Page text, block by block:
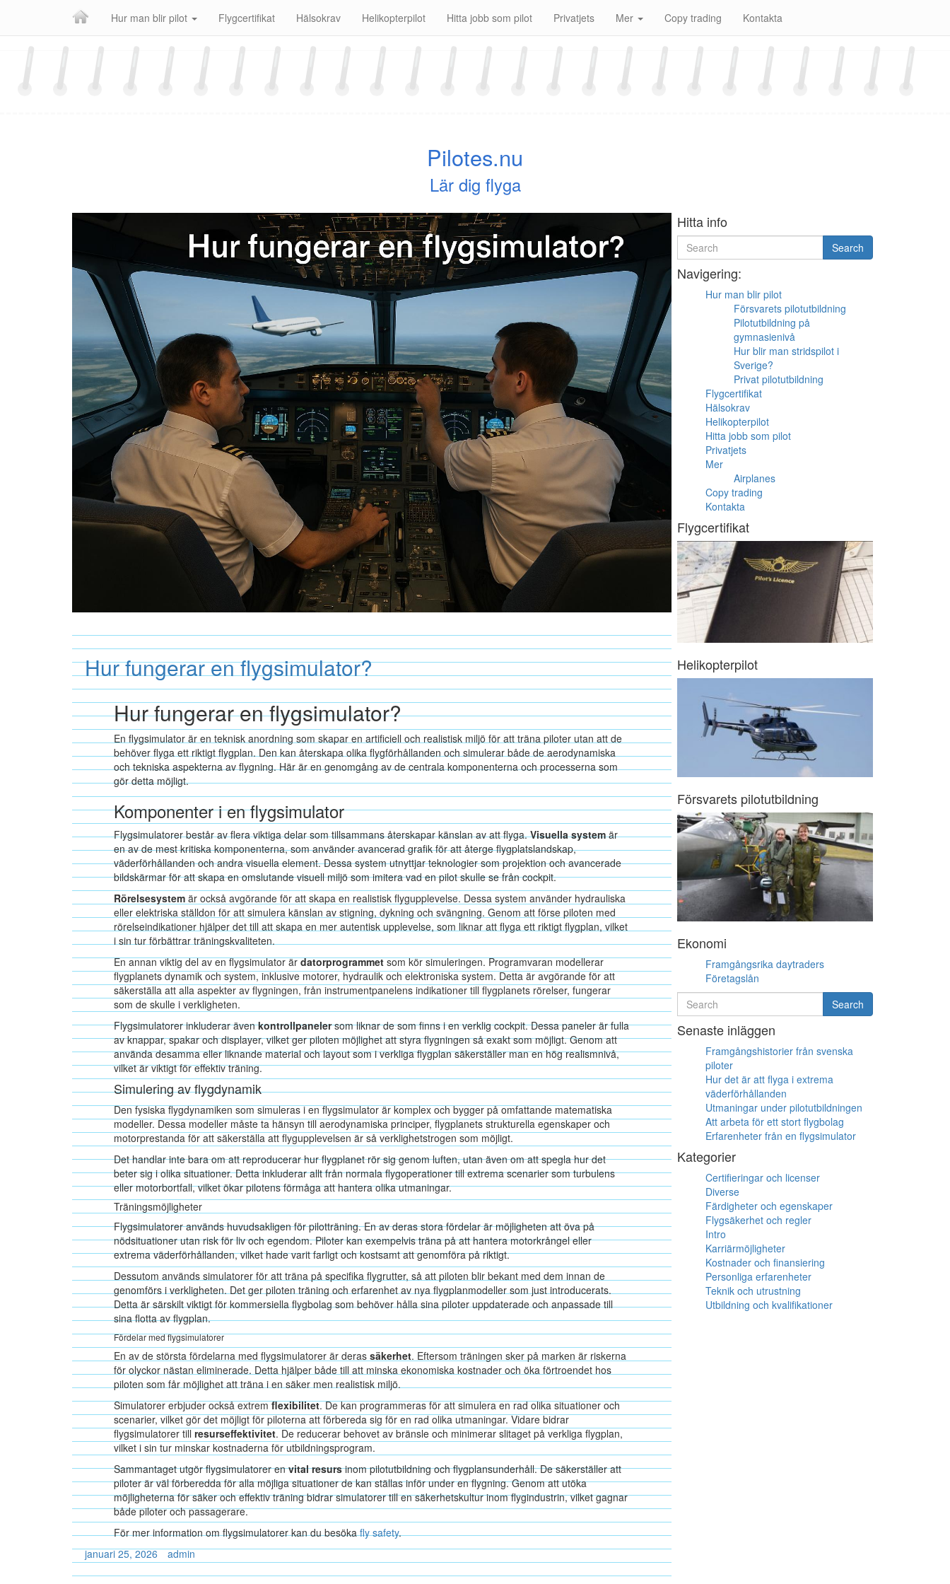
content
Hur man blir pilot Flygcertifikat Hälsokrav Helikopterpilot Hitta jobb som pilot Privatjets Mer Copy trading Kontakta
Pilotes.nu
Lär dig flyga
Hur fungerar en flygsimulator?
Hur fungerar en flygsimulator?
En flygsimulator är en teknisk anordning som skapar en artificiell och realistisk miljö för att träna piloter utan att de
behöver flyga ett riktigt flygplan. Den kan återskapa olika flygförhållanden och simulerar både de aerodynamiska
och tekniska aspekterna av flygning. Här är en genomgång av de centrala komponenterna och processerna som
gör detta möjligt.
Komponenter i en flygsimulator
Flygsimulatorer består av flera viktiga delar som tillsammans återskapar känslan av att flyga.Visuella systemär
en av de mest kritiska komponenterna, som använder avancerad grafik för att återge flygplatslandskap,
väderförhållanden och andra visuella element. Dessa system utnyttjar teknologier som projektion och avancerade
bildskärmar för att skapa en omslutande visuell miljö som imitera vad en pilot skulle se från cockpit.
Rörelsesystemär också avgörande för att skapa en realistisk flygupplevelse. Dessa system använder hydrauliska
eller elektriska ställdon för att simulera känslan av stigning, dykning och svängning. Genom att förse piloten med
rörelseindikationer hjälper det till att skapa en mer autentisk upplevelse, som liknar att flyga ett riktigt flygplan, vilket
i sin tur förbättrar träningskvaliteten.
En annan viktig del av en flygsimulator ärdatorprogrammetsom kör simuleringen. Programvaran modellerar
flygplanets dynamik och system, inklusive motorer, hydraulik och elektroniska system. Detta är avgörande för att
säkerställa att alla aspekter av flygningen, från instrumentpanelens indikationer till flygplanets rörelser, fungerar
som de skulle i verkligheten.
Flygsimulatorer inkluderar ävenkontrollpanelersom liknar de som finns i en verklig cockpit. Dessa paneler är fulla
av knappar, spakar och displayer, vilket ger piloten möjlighet att styra flygningen så exakt som möjligt. Genom att
använda desamma eller liknande material och layout som i verkliga flygplan säkerställer man en hög realismnivå,
vilket är viktigt för effektiv träning.
Simulering av flygdynamik
Den fysiska flygdynamiken som simuleras i en flygsimulator är komplex och bygger på omfattande matematiska
modeller. Dessa modeller måste ta hänsyn till aerodynamiska principer, flygplanets strukturella egenskaper och
motorprestanda för att säkerställa att flygupplevelsen är så verklighetstrogen som möjligt.
Det handlar inte bara om att reproducerar hur flygplanet rör sig genom luften, utan även om att spegla hur det
beter sig i olika situationer. Detta inkluderar allt från normala flygoperationer till extrema scenarier som turbulens
eller motorbortfall, vilket ökar pilotens förmåga att hantera olika utmaningar.
Träningsmöjligheter
Flygsimulatorer används huvudsakligen för pilotträning. En av deras stora fördelar är möjligheten att öva på
nödsituationer utan risk för liv och egendom. Piloter kan exempelvis träna på att hantera motorkrångel eller
extrema väderförhållanden, vilket hade varit farligt och kostsamt att genomföra på riktigt.
Dessutom används simulatorer för att träna på specifika flygrutter, så att piloten blir bekant med dem innan de
genomförs i verkligheten. Det ger piloten träning och erfarenhet av nya flygplanmodeller som just introducerats.
Detta är särskilt viktigt för kommersiella flygbolag som behöver hålla sina piloter uppdaterade och anpassade till
sina flotta av flygplan.
Fördelar med flygsimulatorer
En av de största fördelarna med flygsimulatorer är deras säkerhet. Eftersom träningen sker på marken är riskerna
för olyckor nästan eliminerade. Detta hjälper både till att minska ekonomiska kostnader och öka förtroendet hos
piloten som får möjlighet att träna i en säker men realistisk miljö.
Simulatorer erbjuder också extremflexibilitet. De kan programmeras för att simulera en rad olika situationer och
scenarier, vilket gör det möjligt för piloterna att förbereda sig för en rad olika utmaningar. Vidare bidrar
flygsimulatorer tillresurseffektivitet. De reducerar behovet av bränsle och minimerar slitaget på verkliga flygplan,
vilket i sin tur minskar kostnaderna för utbildningsprogram.
Sammantaget utgör flygsimulatorer envital resursinom pilotutbildning och flygplansunderhåll. De säkerställer att
piloter är väl förberedda för alla möjliga situationer de kan ställas inför under en flygning. Genom att utöka
möjligheterna för säker och effektiv träning bidrar simulatorer till en säkerhetskultur inom flygindustrin, vilket gagnar
både piloter och passagerare.
För mer information om flygsimulatorer kan du besökafly safety.
januari 25, 2026
admin
Hitta info
Search
for
Search
Navigering:
Hur man blir pilot
Försvarets pilotutbildning
Pilotutbildning på
gymnasienivå
Hur blir man stridspilot i
Sverige?
Privat pilotutbildning
Flygcertifikat
Hälsokrav
Helikopterpilot
Hitta jobb som pilot
Privatjets
Mer
Airplanes
Copy trading
Kontakta
Flygcertifikat
Helikopterpilot
Försvarets pilotutbildning
Ekonomi
Framgångsrika daytraders
Företagslån
Search
for
Search
Senaste inläggen
Framgångshistorier från svenska
piloter
Hur det är att flyga i extrema
väderförhållanden
Utmaningar under pilotutbildningen
Att arbeta för ett stort flygbolag
Erfarenheter från en flygsimulator
Kategorier
Certifieringar och licenser
Diverse
Färdigheter och egenskaper
Flygsäkerhet och regler
Intro
Karriärmöjligheter
Kostnader och finansiering
Personliga erfarenheter
Teknik och utrustning
Utbildning och kvalifikationer